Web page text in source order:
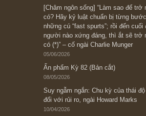
Ấn phẩm cũ Kỳ 78 đến 80